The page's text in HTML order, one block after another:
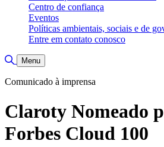
Centro de confiança
Eventos
Políticas ambientais, sociais e de
Entre em contato conosco
Alternar pesquisa
Menu
Comunicado à imprensa
Claroty Nomeado
Forbes Cloud 100